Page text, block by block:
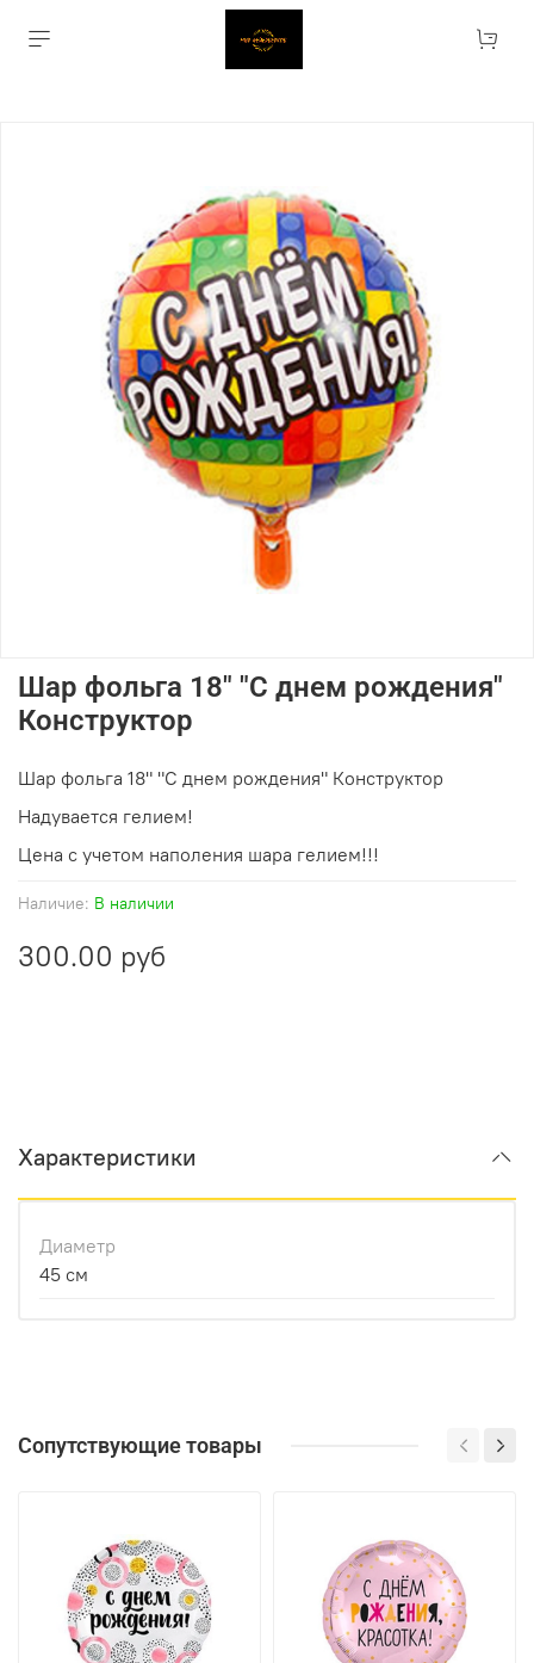
Наличие: В наличии
Шар фольга 18" "С днем рождения"
Конструктор
300.00 руб
Шар фольга 18" "С днем рождения" Конструктор
Надувается гелием!
Цена с учетом наполения шара гелием!!!
Характеристики
Диаметр
45 см
Сопутствующие товары